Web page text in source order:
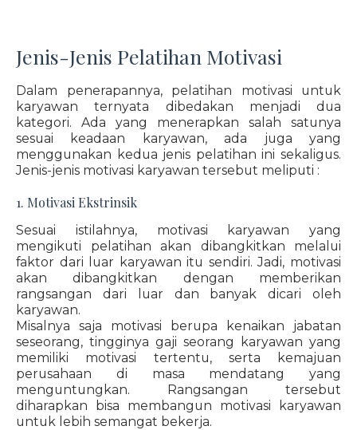
Jenis-Jenis Pelatihan Motivasi
Dalam penerapannya, pelatihan motivasi untuk
karyawan ternyata dibedakan menjadi dua
kategori. Ada yang menerapkan salah satunya
sesuai keadaan karyawan, ada juga yang
menggunakan kedua jenis pelatihan ini sekaligus.
Jenis-jenis motivasi karyawan tersebut meliputi :
1. Motivasi Ekstrinsik
Sesuai istilahnya, motivasi karyawan yang
mengikuti pelatihan akan dibangkitkan melalui
faktor dari luar karyawan itu sendiri. Jadi, motivasi
akan dibangkitkan dengan memberikan
rangsangan dari luar dan banyak dicari oleh
karyawan.
Misalnya saja motivasi berupa kenaikan jabatan
seseorang, tingginya gaji seorang karyawan yang
memiliki motivasi tertentu, serta kemajuan
perusahaan di masa mendatang yang
menguntungkan. Rangsangan tersebut
diharapkan bisa membangun motivasi karyawan
untuk lebih semangat bekerja.